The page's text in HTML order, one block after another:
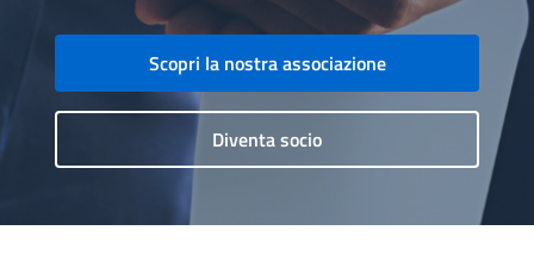
Scopri la nostra associazione
Diventa socio